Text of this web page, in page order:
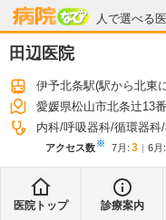
人で選べる
病院なび
田辺医院
伊予北条駅(駅から北東
愛媛県松山市北条辻13
内科 呼吸器科 循環器科
アクセス数※ 7月 : 3 6月 :
医院トップ 診療案内